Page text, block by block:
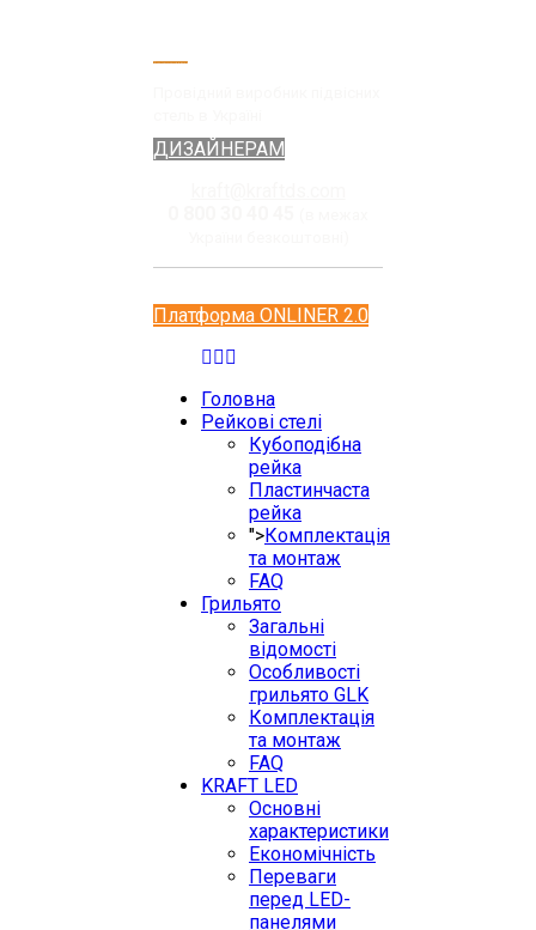
ДИЗАЙНЕРАМ
Платформа ONLINER 2.0
Головна
Рейкові стелі
Кубоподібна
рейка
Пластинчаста
рейка
">Комплектація
та монтаж
FAQ
Грильято
Загальні
відомості
Особливості
грильято GLK
Комплектація
та монтаж
FAQ
KRAFT LED
Основні
характеристики
Економічність
Переваги
перед LED-
панелями